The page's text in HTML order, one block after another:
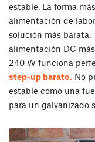
estable. La forma
alimentación de
solución más barata.
alimentación DC
240 W funciona
step-up barato. No
estable como una
para un galvanizado